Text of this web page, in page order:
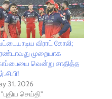
விராட் கோலி;
முறையாக
வென்று சாதித்த
31, 2026
செய்தி"